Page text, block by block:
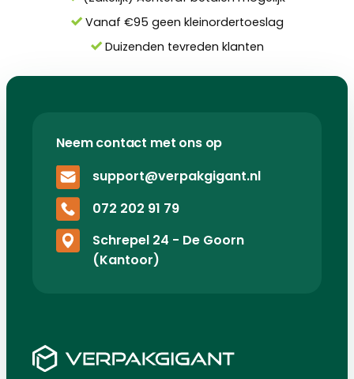
Vanaf €95 geen kleinordertoeslag
Duizenden tevreden klanten
Neem contact met ons op
support@verpakgigant.nl
072 202 91 79
Schrepel 24 - De Goorn
(Kantoor)